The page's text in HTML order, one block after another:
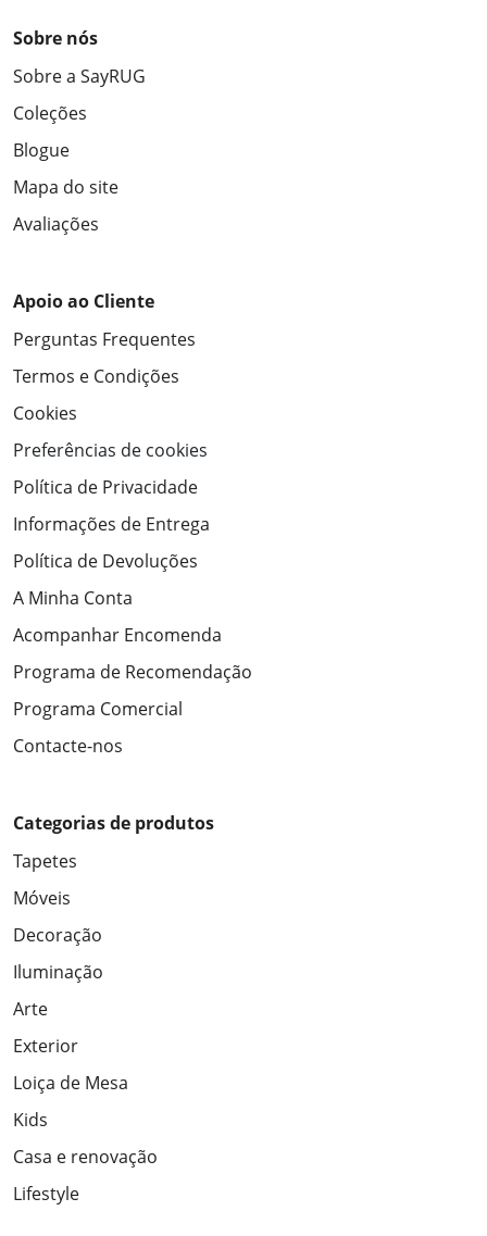
Sobre nós
Sobre a SayRUG
Coleções
Blogue
Mapa do site
Avaliações
Apoio ao Cliente
Perguntas Frequentes
Termos e Condições
Cookies
Preferências de cookies
Política de Privacidade
Informações de Entrega
Política de Devoluções
A Minha Conta
Acompanhar Encomenda
Programa de Recomendação
Programa Comercial
Contacte-nos
Categorias de produtos
Tapetes
Móveis
Decoração
Iluminação
Arte
Exterior
Loiça de Mesa
Kids
Casa e renovação
Lifestyle